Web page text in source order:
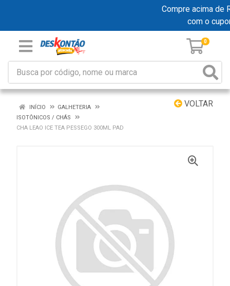
Compre acima de
com o
0
VOLTAR
INÍCIO
GALHETERIA
ISOTÔNICOS / CHÁS
CHA LEAO ICE TEA PESSEGO 300ML PAD